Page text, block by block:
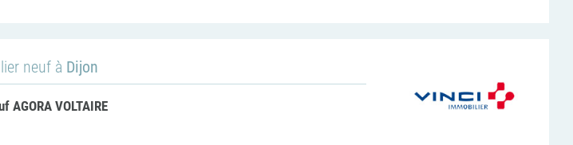
neuf à Dijon
AGORA VOLTAIRE